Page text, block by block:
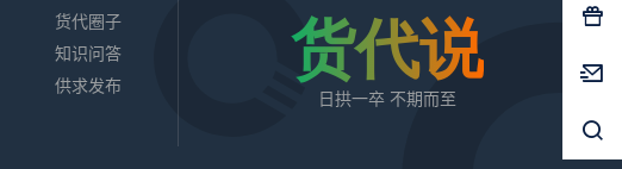
货代圈子
知识问答
供求发布
货代说
日拱一卒 不期而至